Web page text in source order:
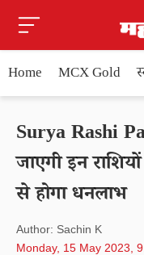
Home MCX Gold
Surya Rashi
जाएगी इन
से होगा धनलाभ
Author: Sachin K
Monday, 15 May 2023,